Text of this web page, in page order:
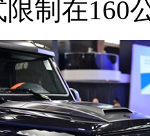
制在160